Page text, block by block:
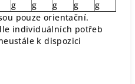
g g g g
g
pouze orientační.
individuálních potřeb
k dispozici